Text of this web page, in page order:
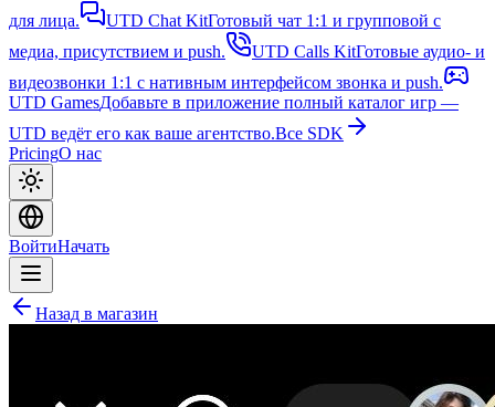
для лица.
UTD Chat KitГотовый чат 1:1 и групповой с
медиа, присутствием и push.
UTD Calls KitГотовые аудио- и
видеозвонки 1:1 с нативным интерфейсом звонка и push.
UTD GamesДобавьте в приложение полный каталог игр —
UTD ведёт его как ваше агентство.Все SDK
PricingО нас
ВойтиНачать
Назад в магазин